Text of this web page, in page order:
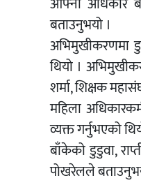
बताउनुभयो ।
अभिमुखीकरणमा
थियो ।
शर्मा, शिक्षक
महिला
व्यक्त गर्नुभएको
बाँकेको डुडुवा,
पोखरेलले